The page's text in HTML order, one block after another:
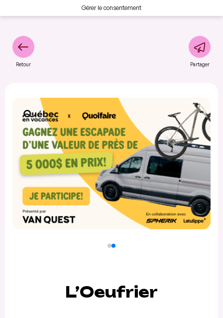
Gérer le consentement
Retour Partager
L’Oeufrier